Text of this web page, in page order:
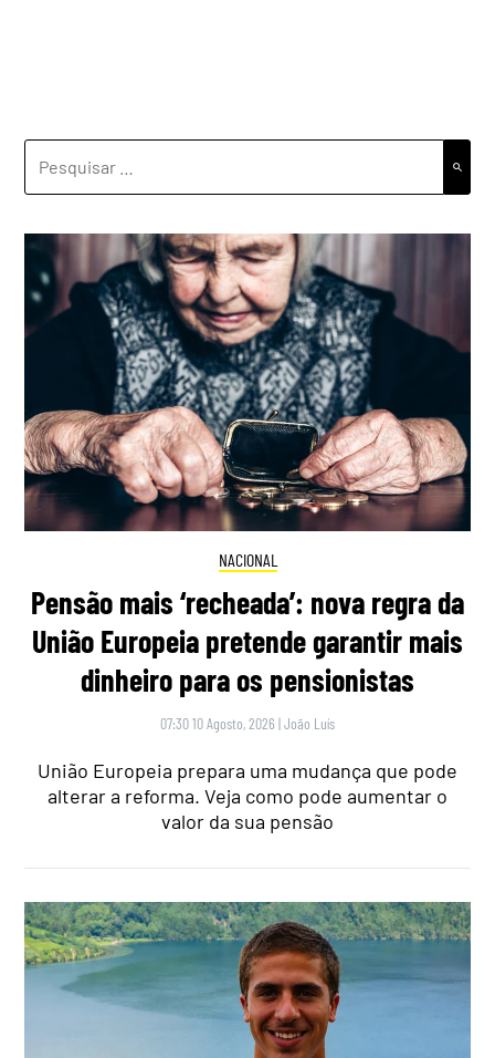
NACIONAL
Pensão mais ‘recheada’: nova regra da
União Europeia pretende garantir mais
dinheiro para os pensionistas
07:30 10 Agosto, 2026 |João Luís
União Europeia prepara uma mudança que pode
alterar a reforma. Veja como pode aumentar o
valor da sua pensão